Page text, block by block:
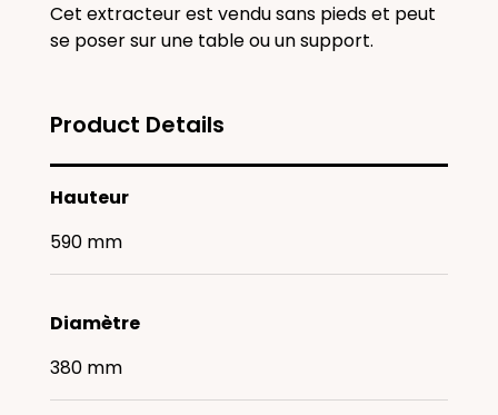
Cet extracteur est vendu sans pieds et peut
se poser sur une table ou un support.
Product Details
Hauteur
590 mm
Diamètre
380 mm